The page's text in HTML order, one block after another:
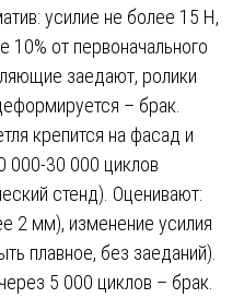
усилие не более 15 Н,
10% от первоначального
заедают, ролики
– брак.
крепится на фасад и
000-30 000 циклов
стенд). Оценивают:
2 мм), изменение усилия
плавное, без заеданий).
5 000 циклов – брак.